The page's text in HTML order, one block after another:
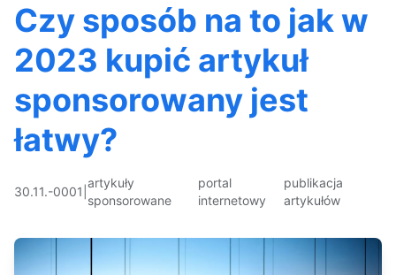
Czy sposób na to jak w
2023 kupić artykuł
sponsorowany jest
łatwy?
30.11.-0001
artykuły
sponsorowane
portal
internetowy
publikacja
artykułów